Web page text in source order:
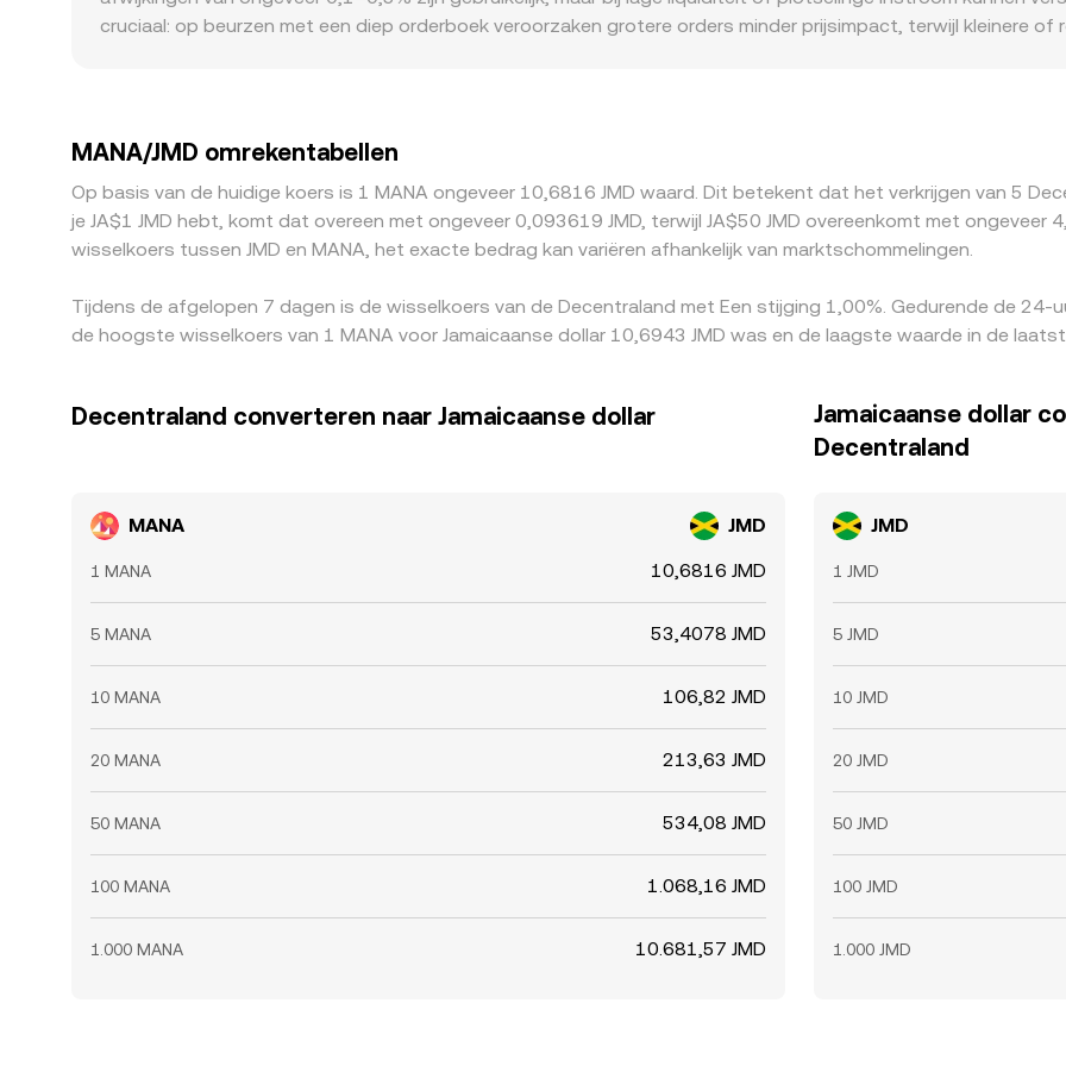
cruciaal: op beurzen met een diep orderboek veroorzaken grotere orders minder prijsimpact, terwijl kleinere
toegang tot MANA beïnvloeden, wat tot lokale prijsopslagen of -kortingen leidt. Arbitragepartijen kopen waar
duurder is, waardoor prijzen doorgaans naar elkaar toetrekken, maar fricties zoals transactiekosten,
gelijkmaking onvolmaakt, zeker tijdens perioden van hoge volatiliteit.
MANA/JMD omrekentabellen
Op basis van de huidige koers is 1 MANA ongeveer 10,6816 JMD waard. Dit betekent dat het verkrijgen van 5
je JA$1 JMD hebt, komt dat overeen met ongeveer 0,093619 JMD, terwijl JA$50 JMD overeenkomt met ongeveer
wisselkoers tussen JMD en MANA, het exacte bedrag kan variëren afhankelijk van marktschommelingen.
Tijdens de afgelopen 7 dagen is de wisselkoers van de Decentraland met Een stijging 1,00%. Gedurende de 24-
de hoogste wisselkoers van 1 MANA voor Jamaicaanse dollar 10,6943 JMD was en de laagste waarde in de
Decentraland converteren naar Jamaicaanse dollar
MANA JMD
1 MANA 10,6816 JMD
5 MANA 53,4078 JMD
10 MANA 106,82 JMD
20 MANA 213,63 JMD
50 MANA 534,08 JMD
100 MANA 1.068,16 JMD
1.000 MANA 10.681,57 JMD
Jamaicaanse dollar
Decentraland
JMD
1 JMD
5 JMD
10 JMD
20 JMD
50 JMD
100 JMD
1.000 JMD